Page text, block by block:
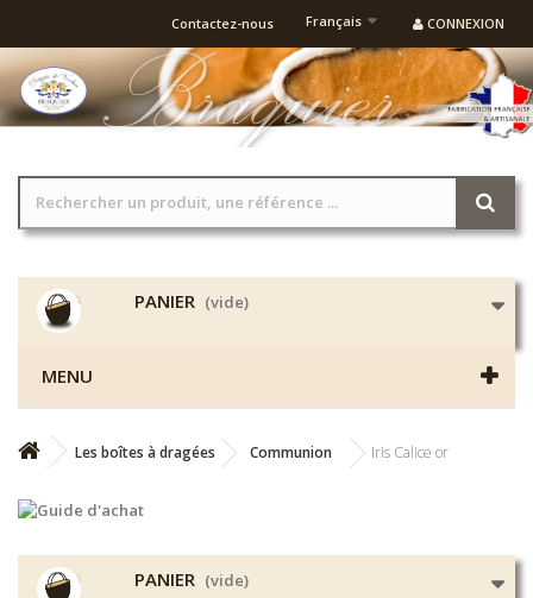
CONNEXION
Français
Contactez-nous
PANIER (vide)
MENU
Les boîtes à dragées Communion Iris Calice or
PANIER (vide)